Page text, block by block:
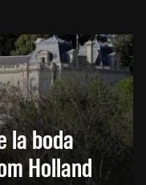
la boda
Holland